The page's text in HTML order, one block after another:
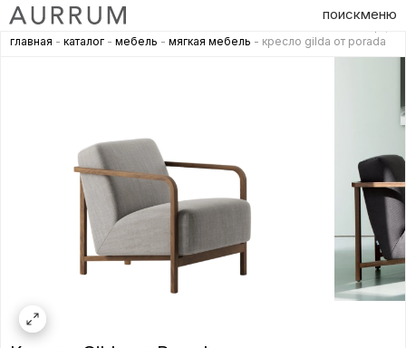
поискменю
главная - каталог - мебель - мягкая мебель - кресло gilda от porada